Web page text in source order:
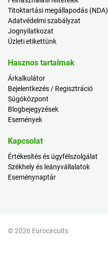
Titoktartási megállapodás (NDA)
Adatvédelmi szabályzat
Jognyilatkozat
Üzleti etikettünk
Hasznos tartalmak
Árkalkulátor
Bejelentkezés / Regisztráció
Súgóközpont
Blogbejegyzések
Események
Kapcsolat
Értékesítés és ügyfélszolgálat
Székhely és leányvállalatok
Eseménynaptár
© 2026 Eurocircuits